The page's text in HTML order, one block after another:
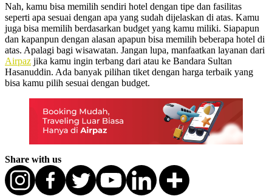
Nah, kamu bisa memilih sendiri hotel dengan tipe dan fasilitas
seperti apa sesuai dengan apa yang sudah dijelaskan di atas. Kamu
juga bisa memilih berdasarkan budget yang kamu miliki. Siapapun
dan kapanpun dengan alasan apapun bisa memilih beberapa hotel di
atas. Apalagi bagi wisawatan. Jangan lupa, manfaatkan layanan dari
Airpaz jika kamu ingin terbang dari atau ke Bandara Sultan
Hasanuddin. Ada banyak pilihan tiket dengan harga terbaik yang
bisa kamu pilih sesuai dengan budget.
Share with us